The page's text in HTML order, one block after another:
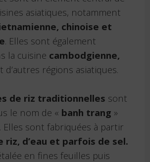
asiatiques, notamment
chinoise et
. Elles sont également
la cuisine cambodgienne,
d’autres régions asiatiques.
de riz traditionnelles sont
le nom de « banh trang »
. Elles sont fabriquées à partir
riz, d’eau et parfois de sel.
en fines feuilles puis